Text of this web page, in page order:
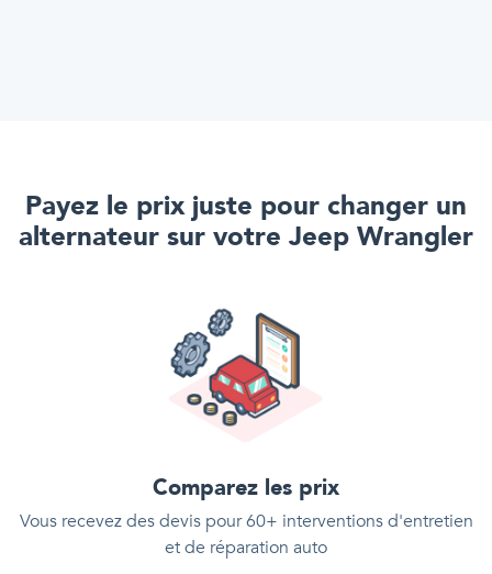
Payez le prix juste pour changer un
alternateur sur votre Jeep Wrangler
Comparez les prix
Vous recevez des devis pour 60+ interventions d'entretien
et de réparation auto